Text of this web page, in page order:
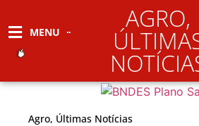
MENU AGRO,
Agro, Últimas Notícias